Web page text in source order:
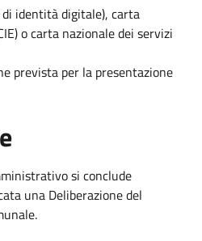
di identità digitale), carta
o carta nazionale dei servizi
prevista per la presentazione
si conclude
una Deliberazione del